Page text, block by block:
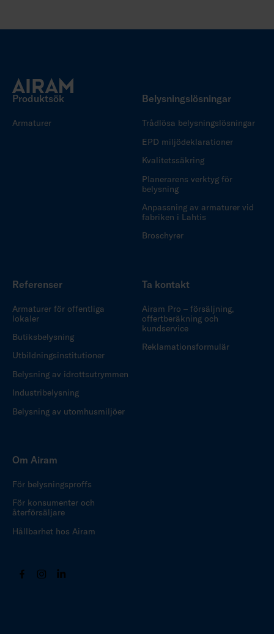
Produktsök
Armaturer
Belysningslösningar
Trådlösa belysningslösningar
EPD miljödeklarationer
Kvalitetssäkring
Planerarens verktyg för
belysning
Anpassning av armaturer vid
fabriken i Lahtis
Broschyrer
Referenser
Armaturer för offentliga
lokaler
Butiksbelysning
Utbildningsinstitutioner
Belysning av idrottsutrymmen
Industribelysning
Belysning av utomhusmiljöer
Ta kontakt
Airam Pro – försäljning,
offertberäkning och
kundservice
Reklamationsformulär
Om Airam
För belysningsproffs
För konsumenter och
återförsäljare
Hållbarhet hos Airam